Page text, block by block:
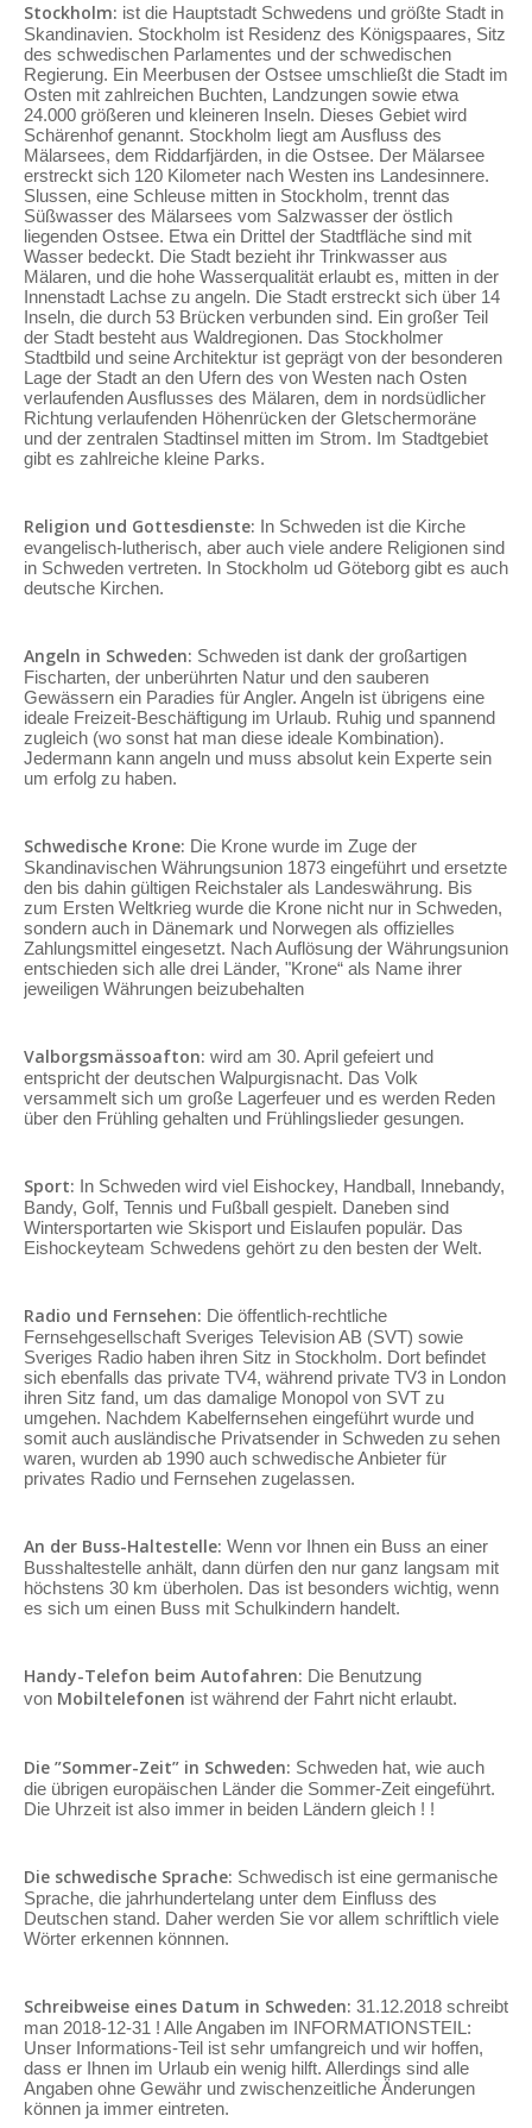
Stockholm: ist die Hauptstadt Schwedens und größte Stadt in
Skandinavien. Stockholm ist Residenz des Königspaares, Sitz
des schwedischen Parlamentes und der schwedischen
Regierung. Ein Meerbusen der Ostsee umschließt die Stadt im
Osten mit zahlreichen Buchten, Landzungen sowie etwa
24.000 größeren und kleineren Inseln. Dieses Gebiet wird
Schärenhof genannt. Stockholm liegt am Ausfluss des
Mälarsees, dem Riddarfjärden, in die Ostsee. Der Mälarsee
erstreckt sich 120 Kilometer nach Westen ins Landesinnere.
Slussen, eine Schleuse mitten in Stockholm, trennt das
Süßwasser des Mälarsees vom Salzwasser der östlich
liegenden Ostsee. Etwa ein Drittel der Stadtfläche sind mit
Wasser bedeckt. Die Stadt bezieht ihr Trinkwasser aus
Mälaren, und die hohe Wasserqualität erlaubt es, mitten in der
Innenstadt Lachse zu angeln. Die Stadt erstreckt sich über 14
Inseln, die durch 53 Brücken verbunden sind. Ein großer Teil
der Stadt besteht aus Waldregionen. Das Stockholmer
Stadtbild und seine Architektur ist geprägt von der besonderen
Lage der Stadt an den Ufern des von Westen nach Osten
verlaufenden Ausflusses des Mälaren, dem in nordsüdlicher
Richtung verlaufenden Höhenrücken der Gletschermoräne
und der zentralen Stadtinsel mitten im Strom. Im Stadtgebiet
gibt es zahlreiche kleine Parks.
Religion und Gottesdienste: In Schweden ist die Kirche
evangelisch-lutherisch, aber auch viele andere Religionen sind
in Schweden vertreten. In Stockholm ud Göteborg gibt es auch
deutsche Kirchen.
Angeln in Schweden: Schweden ist dank der großartigen
Fischarten, der unberührten Natur und den sauberen
Gewässern ein Paradies für Angler. Angeln ist übrigens eine
ideale Freizeit-Beschäftigung im Urlaub. Ruhig und spannend
zugleich (wo sonst hat man diese ideale Kombination).
Jedermann kann angeln und muss absolut kein Experte sein
um erfolg zu haben.
Schwedische Krone: Die Krone wurde im Zuge der
Skandinavischen Währungsunion 1873 eingeführt und ersetzte
den bis dahin gültigen Reichstaler als Landeswährung. Bis
zum Ersten Weltkrieg wurde die Krone nicht nur in Schweden,
sondern auch in Dänemark und Norwegen als offizielles
Zahlungsmittel eingesetzt. Nach Auflösung der Währungsunion
entschieden sich alle drei Länder, "Krone“ als Name ihrer
jeweiligen Währungen beizubehalten
Valborgsmässoafton: wird am 30. April gefeiert und
entspricht der deutschen Walpurgisnacht. Das Volk
versammelt sich um große Lagerfeuer und es werden Reden
über den Frühling gehalten und Frühlingslieder gesungen.
Sport: In Schweden wird viel Eishockey, Handball, Innebandy,
Bandy, Golf, Tennis und Fußball gespielt. Daneben sind
Wintersportarten wie Skisport und Eislaufen populär. Das
Eishockeyteam Schwedens gehört zu den besten der Welt.
Radio und Fernsehen: Die öffentlich-rechtliche
Fernsehgesellschaft Sveriges Television AB (SVT) sowie
Sveriges Radio haben ihren Sitz in Stockholm. Dort befindet
sich ebenfalls das private TV4, während private TV3 in London
ihren Sitz fand, um das damalige Monopol von SVT zu
umgehen. Nachdem Kabelfernsehen eingeführt wurde und
somit auch ausländische Privatsender in Schweden zu sehen
waren, wurden ab 1990 auch schwedische Anbieter für
privates Radio und Fernsehen zugelassen.
An der Buss-Haltestelle: Wenn vor Ihnen ein Buss an einer
Busshaltestelle anhält, dann dürfen den nur ganz langsam mit
höchstens 30 km überholen. Das ist besonders wichtig, wenn
es sich um einen Buss mit Schulkindern handelt.
Handy-Telefon beim Autofahren: Die Benutzung
von Mobiltelefonen ist während der Fahrt nicht erlaubt.
Die ”Sommer-Zeit” in Schweden: Schweden hat, wie auch
die übrigen europäischen Länder die Sommer-Zeit eingeführt.
Die Uhrzeit ist also immer in beiden Ländern gleich ! !
Die schwedische Sprache: Schwedisch ist eine germanische
Sprache, die jahrhundertelang unter dem Einfluss des
Deutschen stand. Daher werden Sie vor allem schriftlich viele
Wörter erkennen könnnen.
Schreibweise eines Datum in Schweden: 31.12.2018 schreibt
man 2018-12-31 ! Alle Angaben im INFORMATIONSTEIL:
Unser Informations-Teil ist sehr umfangreich und wir hoffen,
dass er Ihnen im Urlaub ein wenig hilft. Allerdings sind alle
Angaben ohne Gewähr und zwischenzeitliche Änderungen
können ja immer eintreten.